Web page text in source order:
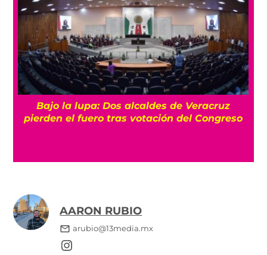
Bajo la lupa: Dos alcaldes de Veracruz
pierden el fuero tras votación del Congreso
AARON RUBIO
arubio@13media.mx